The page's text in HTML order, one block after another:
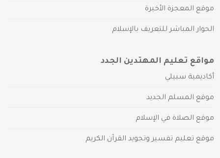
موقع المعجزة الأخيرة
الحوار المباشر للتعريف بالإسلام
مواقع تعليم المهتدين الجدد
أكاديمية سبيلي
موقع المسلم الجديد
موقع الصلاة في الإسلام
موقع تعليم تفسير وتجويد القرآن الكريم